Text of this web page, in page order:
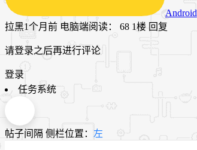
Android
拉黑1个月前 电脑端阅读： 68 1楼 回复
请登录之后再进行评论
登录
任务系统
帖子间隔 侧栏位置： 左